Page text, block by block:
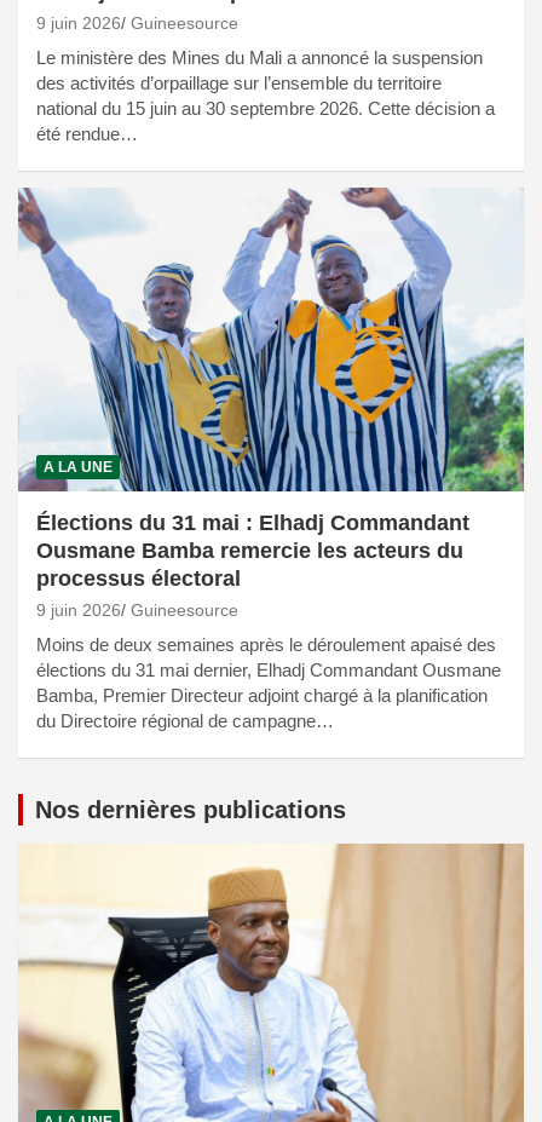
9 juin 2026 Guineesource
Le ministère des Mines du Mali a annoncé la suspension
des activités d’orpaillage sur l’ensemble du territoire
national du 15 juin au 30 septembre 2026. Cette décision a
été rendue…
A LA UNE
Élections du 31 mai : Elhadj Commandant
Ousmane Bamba remercie les acteurs du
processus électoral
9 juin 2026 Guineesource
Moins de deux semaines après le déroulement apaisé des
élections du 31 mai dernier, Elhadj Commandant Ousmane
Bamba, Premier Directeur adjoint chargé à la planification
du Directoire régional de campagne…
Nos dernières publications